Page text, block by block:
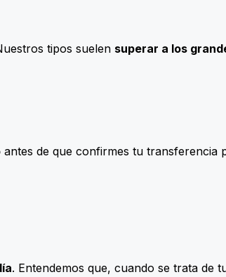
tipos suelen superar a los
antes de que confirmes tu transferencia
. Entendemos que, cuando se trata de